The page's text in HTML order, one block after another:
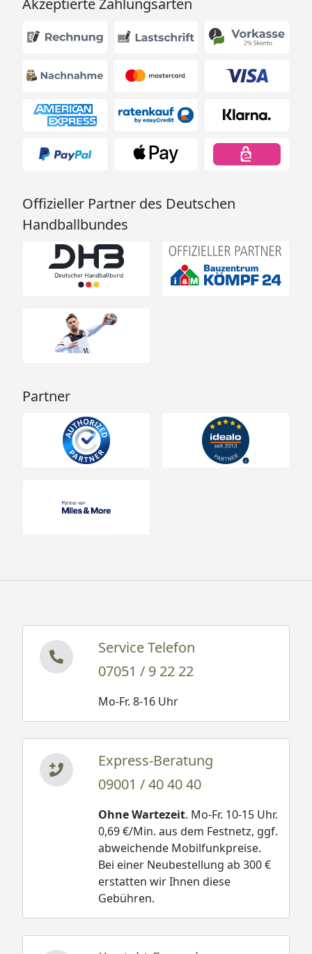
Offizieller Partner des Deutschen
Handballbundes
Partner
Service Telefon
07051 / 9 22 22
Mo-Fr. 8-16 Uhr
Express-Beratung
09001 / 40 40 40
Ohne Wartezeit. Mo-Fr. 10-15 Uhr.
0,69 €/Min. aus dem Festnetz, ggf.
abweichende Mobilfunkpreise.
Bei einer Neubestellung ab 300 €
erstatten wir Ihnen diese
Gebühren.